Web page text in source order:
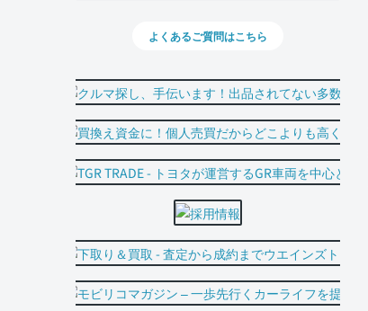
よくあるご質問はこちら